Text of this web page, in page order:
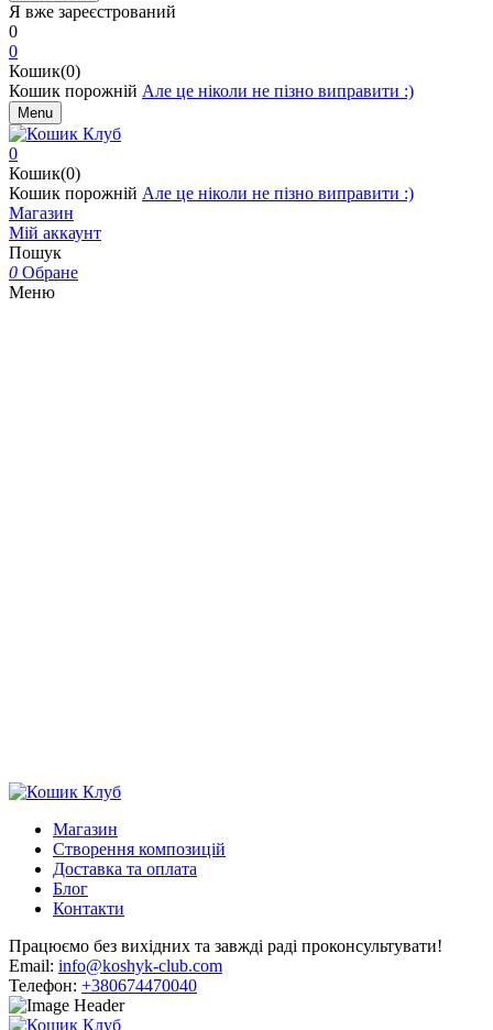
Я вже зареєстрований
0
0
Кошик(0)
Кошик порожній Але це ніколи не пізно виправити :)
Menu
0
Кошик(0)
Кошик порожній Але це ніколи не пізно виправити :)
Магазин
Мій аккаунт
Пошук
0 Обране
Меню
Магазин
Створення композицій
Доставка та оплата
Блог
Контакти
Працюємо без вихідних та завжді раді проконсультувати!
Email: info@koshyk-club.com
Телефон: +380674470040